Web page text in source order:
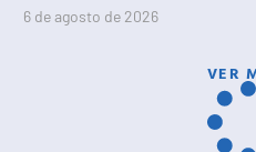
6 de agosto de 2026
VER